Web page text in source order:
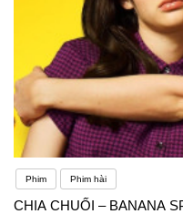
Phim Phim hài
CHIA CHUỐI – BANANA